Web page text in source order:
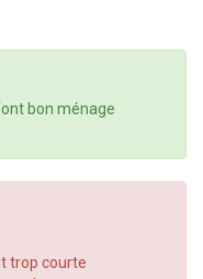
bon ménage
trop courte